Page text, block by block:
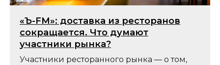
«Ъ-FM»: доставка из ресторанов
сокращается. Что думают
участники рынка?
Участники ресторанного рынка — о том,